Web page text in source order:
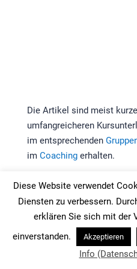
Die Artikel sind meist
umfangreicheren
im entsprechenden
im Coachingerhalten.
Autor: Karsten Noack
Überarbeitung: 17.
Englische Version:
AN: #878
Diese Website verwendet
Diensten zu verbessern.
erklären Sie sich mit der
einverstanden.
Akzeptieren
Info